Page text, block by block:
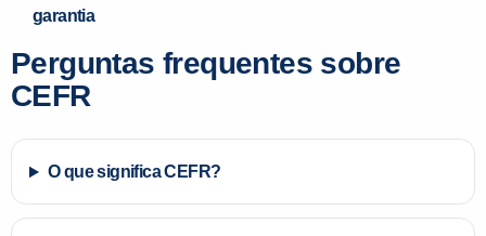
garantia
Perguntas frequentes sobre
CEFR
O que significa CEFR?